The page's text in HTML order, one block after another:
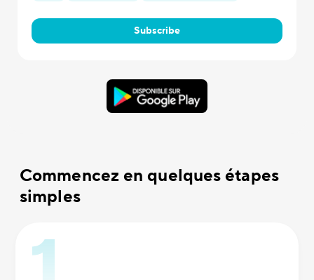
Subscribe
Commencez en quelques étapes
simples